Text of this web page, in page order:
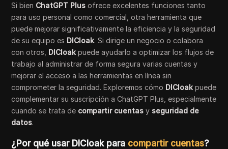
Si bien ChatGPT Plus ofrece excelentes funciones tanto
para uso personal como comercial, otra herramienta que
puede mejorar significativamente la eficiencia y la seguridad
de su equipo es DICloak. Si dirige un negocio o colabora
con otros, DICloak puede ayudarlo a optimizar los flujos de
trabajo al administrar de forma segura varias cuentas y
mejorar el acceso a las herramientas en línea sin
comprometer la seguridad. Exploremos cómo DICloak puede
complementar su suscripción a ChatGPT Plus, especialmente
cuando se trata de compartir cuentas y seguridad de
datos.
¿Por qué usar DICloak para compartir cuentas?